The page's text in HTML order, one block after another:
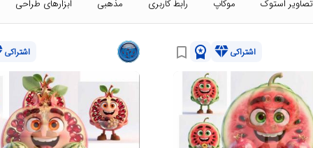
تصاویر استوک موکاپ رابط کاربری مذهبی ابزارهای طراحی
اشتراکیdiamond
workspace_premium
bookmark_border اشتراکی